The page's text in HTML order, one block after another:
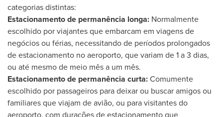
categorias distintas:
Estacionamento de permanência longa: Normalmente
escolhido por viajantes que embarcam em viagens de
negócios ou férias, necessitando de períodos prolongados
de estacionamento no aeroporto, que variam de 1 a 3 dias,
ou até mesmo de meio mês a um mês.
Estacionamento de permanência curta:Comumente
escolhido por passageiros para deixar ou buscar amigos ou
familiares que viajam de avião, ou para visitantes do
aeroporto, com durações de estacionamento que